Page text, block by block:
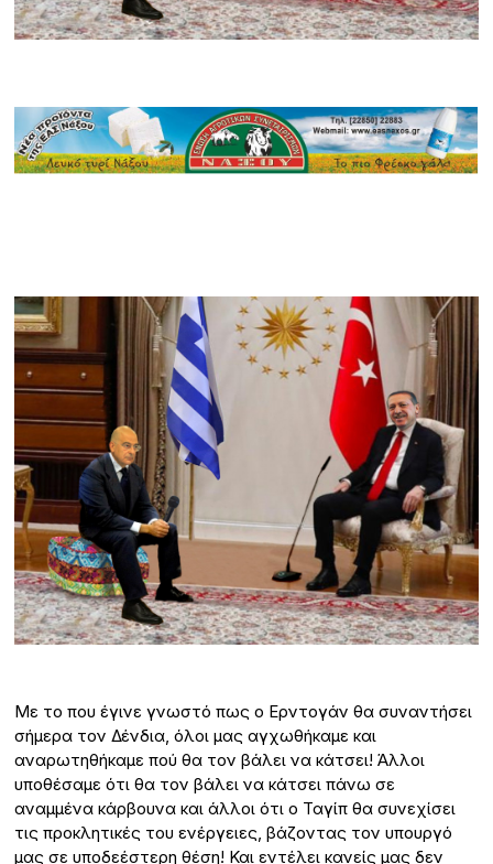
Με το που έγινε γνωστό πως ο Ερντογάν θα συναντήσει
σήμερα τον Δένδια, όλοι μας αγχωθήκαμε και
αναρωτηθήκαμε πού θα τον βάλει να κάτσει! Άλλοι
υποθέσαμε ότι θα τον βάλει να κάτσει πάνω σε
αναμμένα κάρβουνα και άλλοι ότι ο Ταγίπ θα συνεχίσει
τις προκλητικές του ενέργειες, βάζοντας τον υπουργό
μας σε υποδεέστερη θέση! Και εντέλει κανείς μας δεν